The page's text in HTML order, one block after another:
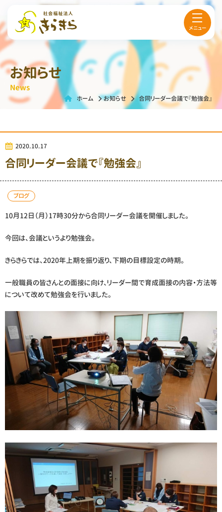
メニュー
お知らせ
News
ホーム お知らせ 合同リーダー会議で『勉強会』
2020.10.17
合同リーダー会議で『勉強会』
ブログ
10月12日（月）17時30分から合同リーダー会議を開催しました。
今回は、会議というより勉強会。
きらきらでは、2020年上期を振り返り、下期の目標設定の時期。
一般職員の皆さんとの面接に向け、リーダー間で育成面接の内容・方法等
について改めて勉強会を行いました。